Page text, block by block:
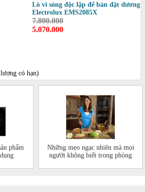
Lò vi sóng độc lập để bàn đặt dương
Electrolux EMS2085X
7.800.000
5.070.000
có hạn)
phẩm
Những mẹo ngạc nhiên mà mọi
người không biết trong phòng